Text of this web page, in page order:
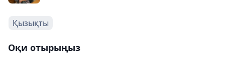
Қызықты
Оқи отырыңыз